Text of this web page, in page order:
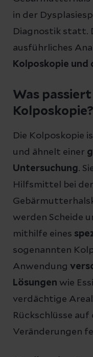
in der
Diagnostik statt.
ausführliches
Kolposkopie und
Was
Kolposkopie?
Die Kolposkopie
und ähnelt einer
Untersuchung.
Hilfsmittel bei
werden Scheide
mithilfe eines
sogenannten
Anwendung
Lösungen wie
verdächtige
Rückschlüsse
Veränderungen